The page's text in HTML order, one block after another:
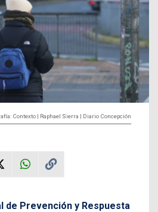
Contexto | Raphael Sierra | Diario Concepción
de Prevención y Respuesta